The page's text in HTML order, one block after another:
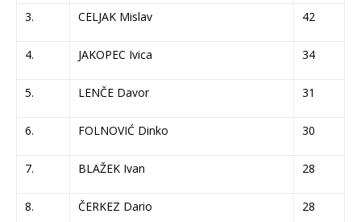
3. CELJAK Mislav 42
4. JAKOPEC Ivica 34
5. LENČE Davor 31
6. FOLNOVIĆ Dinko 30
7. BLAŽEK Ivan 28
8. ČERKEZ Dario 28